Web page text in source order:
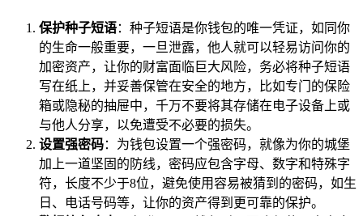
保护种子短语：种子短语是你钱包的唯一凭证，如同你
的生命一般重要，一旦泄露，他人就可以轻易访问你的
加密资产，让你的财富面临巨大风险，务必将种子短语
写在纸上，并妥善保管在安全的地方，比如专门的保险
箱或隐秘的抽屉中，千万不要将其存储在电子设备上或
与他人分享，以免遭受不必要的损失。
设置强密码：为钱包设置一个强密码，就像为你的城堡
加上一道坚固的防线，密码应包含字母、数字和特殊字
符，长度不少于8位，避免使用容易被猜到的密码，如生
日、电话号码等，让你的资产得到更可靠的保护。